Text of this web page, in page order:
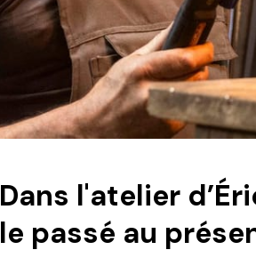
Dans l'atelier
le passé au